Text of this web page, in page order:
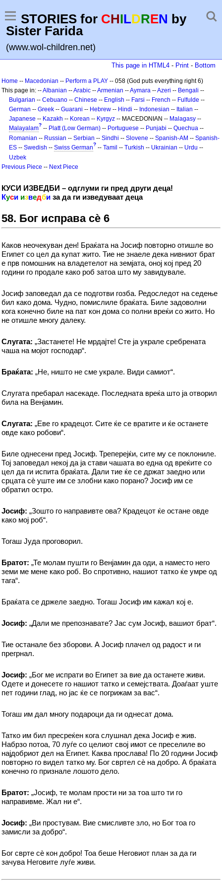
STORIES for CHILDREN by
Sister Farida
(www.wol-children.net)
This page in HTML4 - Print - Bottom
Home -- Macedonian -- Perform a PLAY -- 058 (God puts everything right 6)
This page in: --Albanian --Arabic --Armenian --Aymara --Azeri -- Bengali --
Bulgarian -- Cebuano -- Chinese -- English -- Farsi -- French -- Fulfulde --
German -- Greek -- Guarani -- Hebrew -- Hindi -- Indonesian -- Italian --
Japanese -- Kazakh -- Korean -- Kyrgyz -- MACEDONIAN -- Malagasy --
Malayalam? -- Platt (Low German) -- Portuguese -- Punjabi -- Quechua --
Romanian -- Russian -- Serbian -- Sindhi -- Slovene -- Spanish-AM -- Spanish-
ES -- Swedish -- Swiss German? -- Tamil -- Turkish -- Ukrainian -- Urdu --
Uzbek
Previous Piece -- Next Piece
КУСИ ИЗВЕДБИ – одглуми ги пред други деца!
Куси изведби за да ги изведуваат деца
58. Бог исправа сѐ 6
Каков неочекуван ден! Браќата на Јосиф повторно отишле во
Египет со цел да купат жито. Тие не знаеле дека нивниот брат
е прв помошник на владетелот на земјата, оној кој пред 20
години го продале како роб затоа што му завидувале.
Јосиф заповедал да се подготви гозба. Редоследот на седење
бил како дома. Чудно, помислиле браќата. Биле задоволни
кога конечно биле на пат кон дома со полни вреќи со жито. Но
не отишле многу далеку.
Слугата: „Застанете! Не мрдајте! Сте ја украле сребрената
чаша на мојот господар“.
Браќата: „Не, ништо не сме украле. Види самиот“.
Слугата пребарал насекаде. Последната вреќа што ја отворил
била на Венјамин.
Слугата: „Еве го крадецот. Сите ќе се вратите и ќе останете
овде како робови“.
Биле однесени пред Јосиф. Треперејќи, сите му се поклониле.
Тој заповедал некој да ја стави чашата во една од вреќите со
цел да ги испита браќата. Дали тие ќе се држат заедно или
срцата сè уште им се злобни како порано? Јосиф им се
обратил остро.
Јосиф: „Зошто го направивте ова? Крадецот ќе остане овде
како мој роб“.
Тогаш Јуда проговорил.
Братот: „Те молам пушти го Венјамин да оди, а наместо него
земи ме мене како роб. Во спротивно, нашиот татко ќе умре од
тага“.
Браќата се држеле заедно. Тогаш Јосиф им кажал кој е.
Јосиф: „Дали ме препознавате? Јас сум Јосиф, вашиот брат“.
Тие останале без зборови. А Јосиф плачел од радост и ги
прегрнал.
Јосиф: „Бог ме испрати во Египет за вие да останете живи.
Одете и донесете го нашиот татко и семејствата. Доаѓаат уште
пет години глад, но јас ќе се погрижам за вас“.
Тогаш им дал многу подароци да ги однесат дома.
Татко им бил пресреќен кога слушнал дека Јосиф е жив.
Набрзо потоа, 70 луѓе со целиот свој имот се преселиле во
најдобриот дел на Египет. Каква прослава! По 20 години Јосиф
повторно го видел татко му. Бог свртел сè на добро. А браќата
конечно го признале лошото дело.
Братот: „Јосиф, те молам прости ни за тоа што ти го
направивме. Жал ни е“.
Јосиф: „Ви простувам. Вие смисливте зло, но Бог тоа го
замисли за добро“.
Бог сврте сè кон добро! Тоа беше Неговиот план за да ги
зачува Неговите луѓе живи.